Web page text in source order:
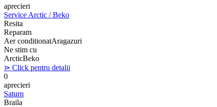
aprecieri
Service Arctic / Beko
Resita
Reparam
Aer conditionatAragazuri
Ne stim cu
ArcticBeko
⋗ Click pentru detalii
0
aprecieri
Saturn
Braila